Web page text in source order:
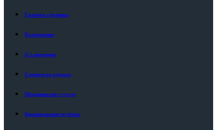
Главная страница
Размещение
О санатории
Стоимость отдыха
Медицинские услуги
Бронирование путёвок